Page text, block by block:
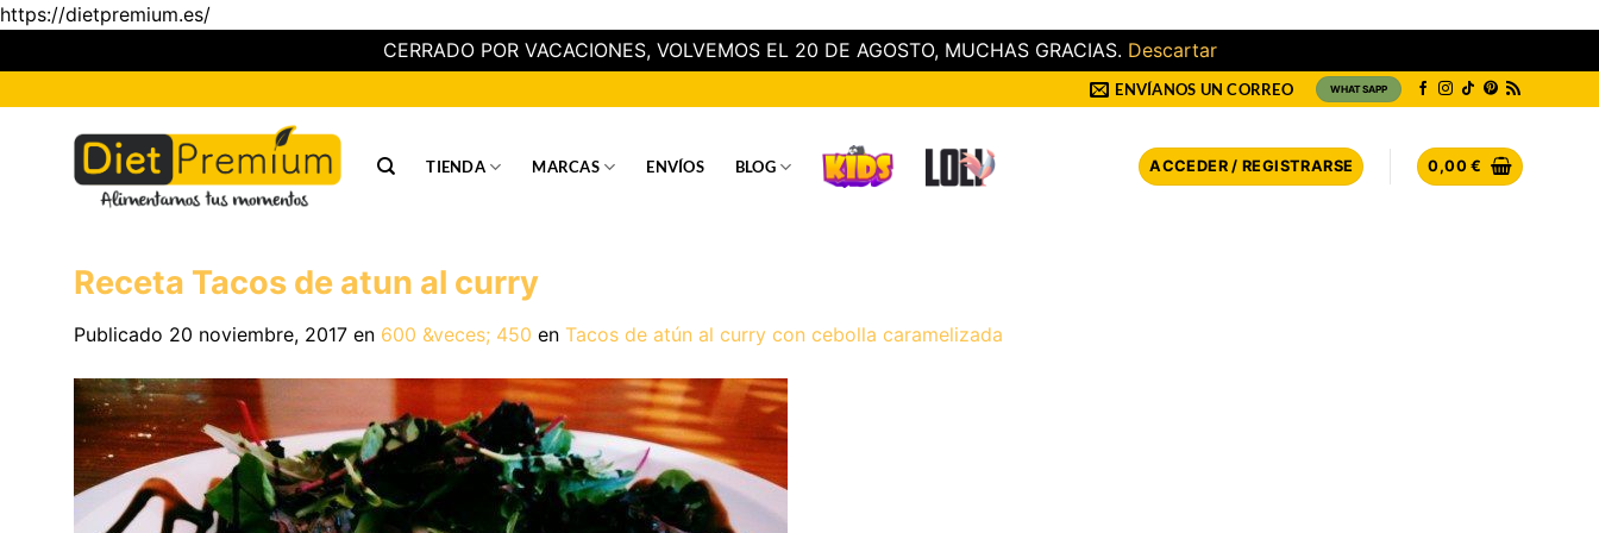
https://dietpremium.es/
CERRADO POR VACACIONES, VOLVEMOS EL 20 DE AGOSTO, MUCHAS GRACIAS. Descartar
al
contenido
ENVÍANOS UN CORREO WHATSAPP
TIENDA MARCAS ENVÍOS BLOG ACCEDER / REGISTRARSE 0,00€
Receta Tacos de atun al curry
Publicado 20 noviembre, 2017 en 600 &veces; 450 en Tacos de atún al curry con cebolla caramelizada